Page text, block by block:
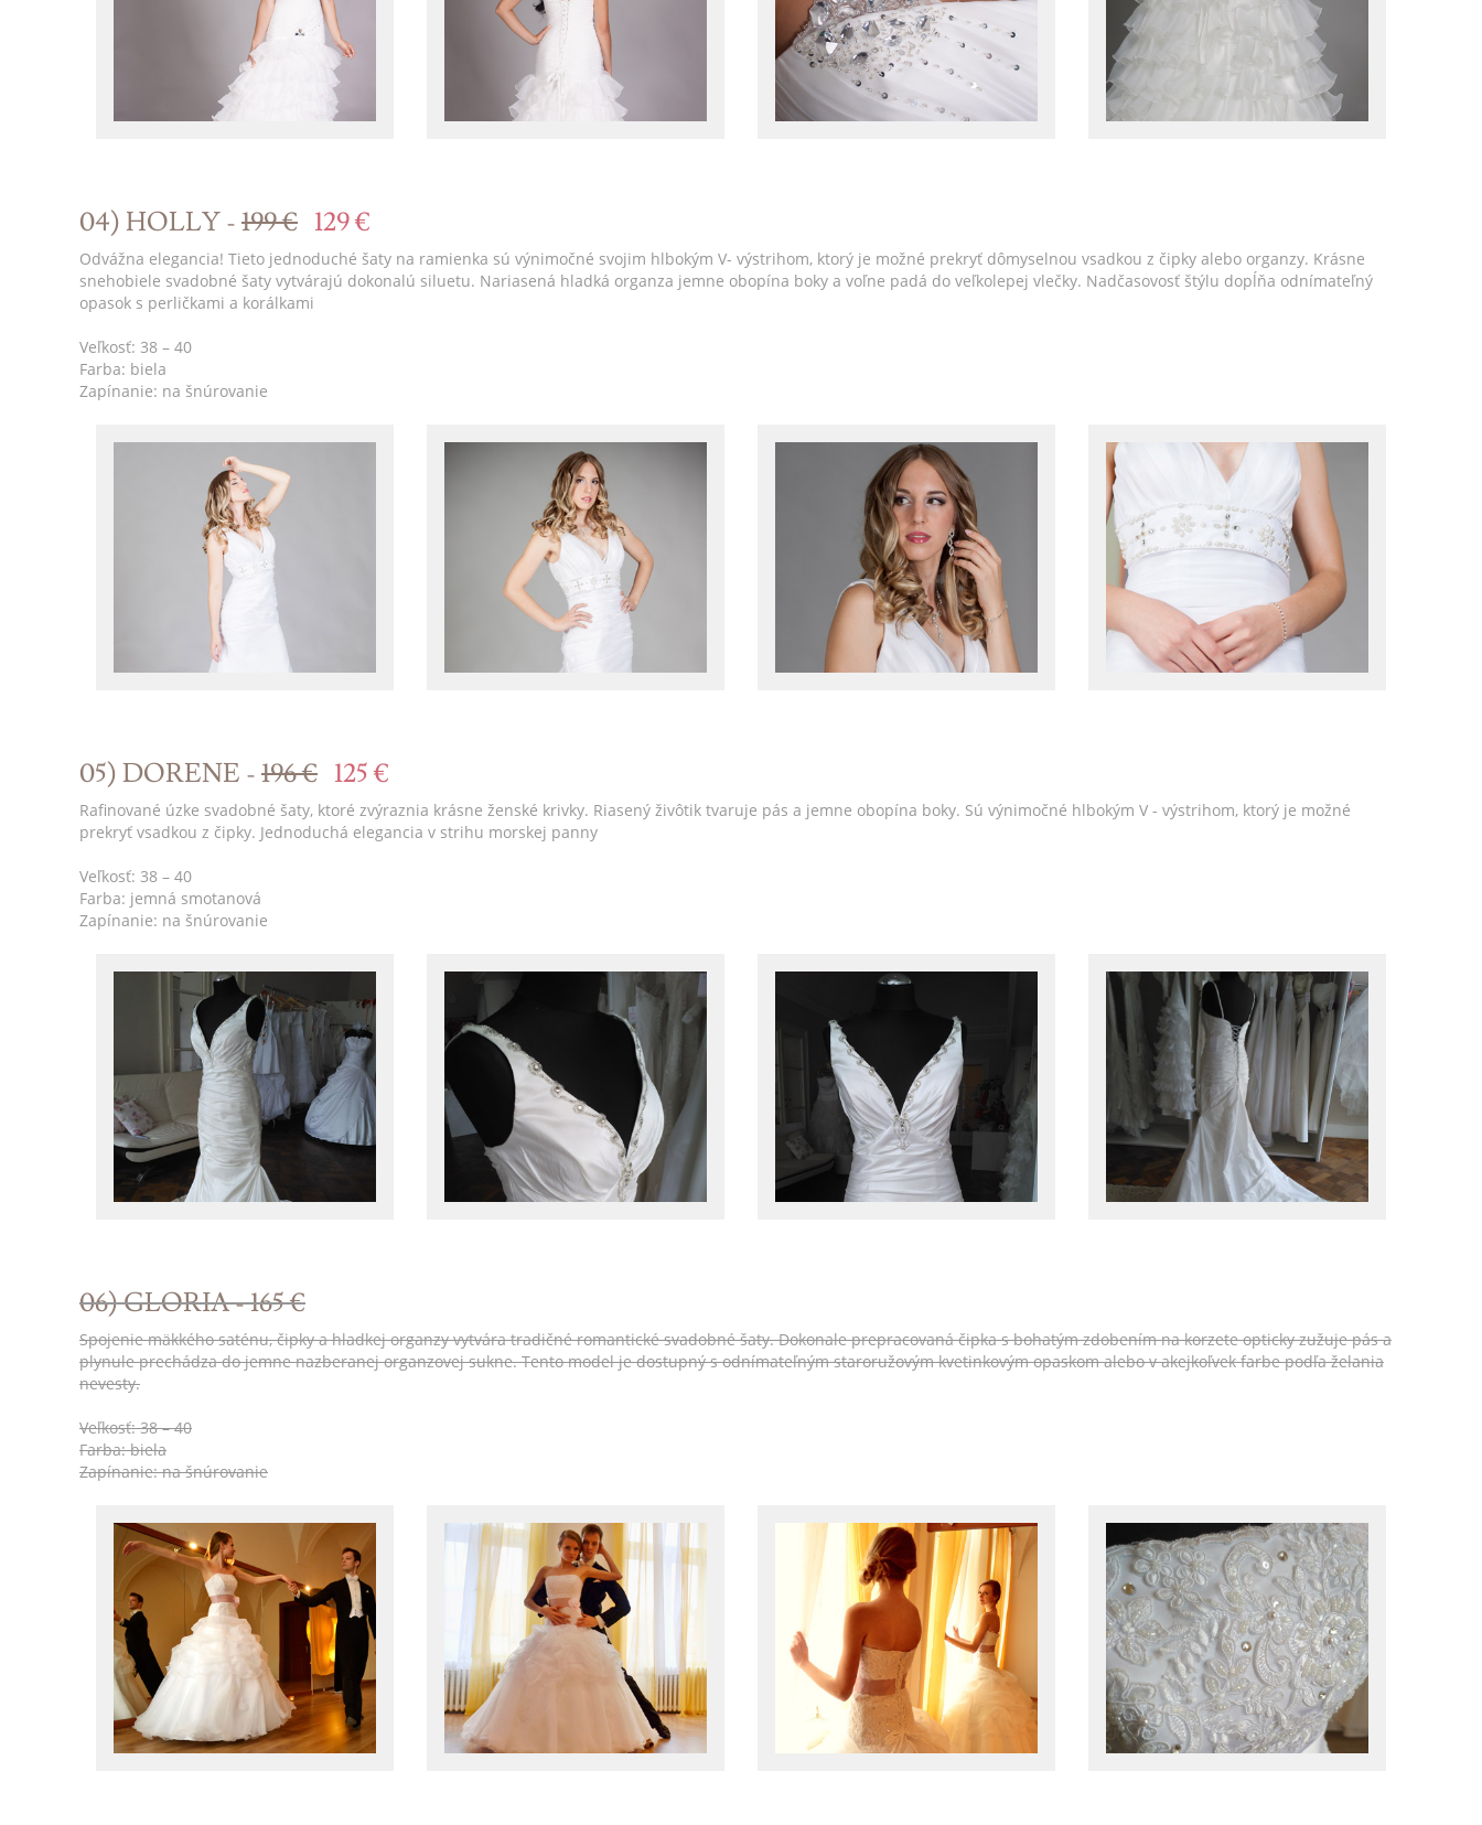
04) HOLLY -199 € 129 €
Odvážna elegancia! Tieto jednoduché šaty na ramienka sú výnimočné svojim hlbokým V- výstrihom, ktorý je možné prekryť dômyselnou vsadkou z čipky alebo organzy. Krásne
snehobiele svadobné šaty vytvárajú dokonalú siluetu. Nariasená hladká organza jemne obopína boky a voľne padá do veľkolepej vlečky. Nadčasovosť štýlu dopĺňa odnímateľný
opasok s perličkami a korálkami
Veľkosť: 38 – 40
Farba: biela
Zapínanie: na šnúrovanie
05) DORENE -196 € 125 €
Rafinované úzke svadobné šaty, ktoré zvýraznia krásne ženské krivky. Riasený živôtik tvaruje pás a jemne obopína boky. Sú výnimočné hlbokým V - výstrihom, ktorý je možné
prekryť vsadkou z čipky. Jednoduchá elegancia v strihu morskej panny
Veľkosť: 38 – 40
Farba: jemná smotanová
Zapínanie: na šnúrovanie
06) GLORIA - 165 €
Spojenie mäkkého saténu, čipky a hladkej organzy vytvára tradičné romantické svadobné šaty. Dokonale prepracovaná čipka s bohatým zdobením na korzete opticky zužuje pás a
plynule prechádza do jemne nazberanej organzovej sukne. Tento model je dostupný s odnímateľným staroružovým kvetinkovým opaskom alebo v akejkoľvek farbe podľa želania
nevesty.
Veľkosť: 38 – 40
Farba: biela
Zapínanie: na šnúrovanie